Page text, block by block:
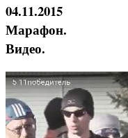
04.11.2015
Марафон.
Видео.